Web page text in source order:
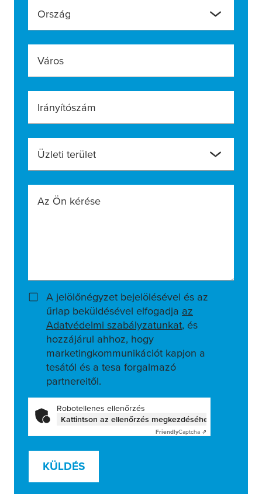
Ország
Város
Irányítószám
Üzleti terület
Az Ön kérése
A jelölőnégyzet bejelölésével és az
űrlap beküldésével elfogadja az
Adatvédelmi szabályzatunkat, és
hozzájárul ahhoz, hogy
marketingkommunikációt kapjon a
tesától és a tesa forgalmazó
partnereitől.
Robotellenes ellenőrzés
Kattintson az ellenőrzés megkezdéséhez
FriendlyCaptcha ⇗
KÜLDÉS